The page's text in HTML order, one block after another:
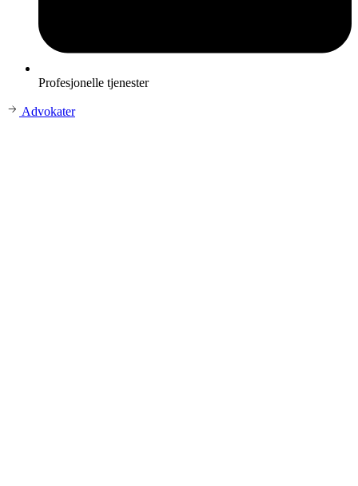
Profesjonelle tjenester
Advokater